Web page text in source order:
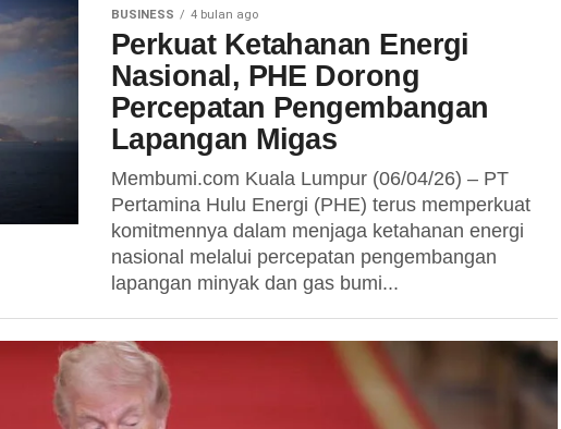
BUSINESS 4 bulan ago
Perkuat Ketahanan Energi
Nasional, PHE Dorong
Percepatan Pengembangan
Lapangan Migas
Membumi.com Kuala Lumpur (06/04/26) – PT
Pertamina Hulu Energi (PHE) terus memperkuat
komitmennya dalam menjaga ketahanan energi
nasional melalui percepatan pengembangan
lapangan minyak dan gas bumi...